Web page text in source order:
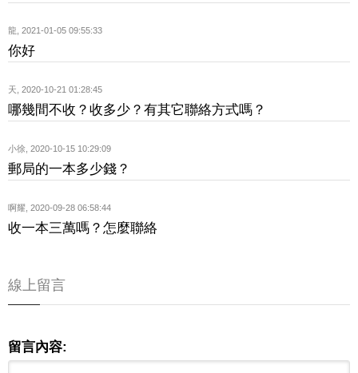
龍 2021-01-05 09:55:33
你好
天 2020-10-21 01:28:45
哪幾間不收？收多少？有其它聯絡方式嗎？
小徐 2020-10-15 10:29:09
郵局的一本多少錢？
啊耀 2020-09-28 06:58:44
收一本三萬嗎？怎麼聯絡
線上留言
留言內容: